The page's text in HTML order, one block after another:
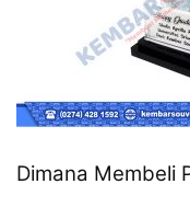
Dimana Membeli